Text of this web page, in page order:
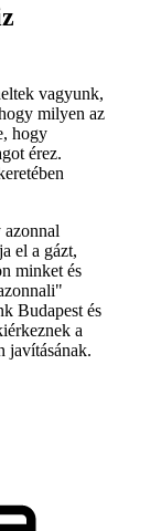
vagyunk,
milyen az
hogy
érez.
azonnal
el a gázt,
minket és
Budapest és
a
javításának.